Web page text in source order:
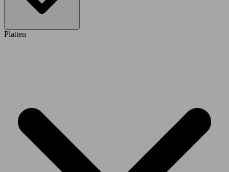
Platten